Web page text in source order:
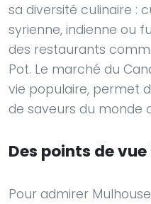
sa diversité culinaire :
syrienne, indienne ou
des restaurants
Pot. Le marché du
vie populaire, permet
de saveurs du monde
Des points de
Pour admirer